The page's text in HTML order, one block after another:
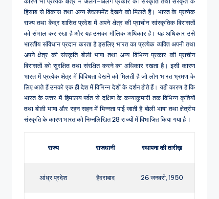
हिसाब से विकास तथा अन्य डेवलपमेंट देखने को मिलते हैं। भारत के प्रत्येक
राज्य तथा केंद्र शासित प्रदेश में अपने क्षेत्र की प्राचीन सांस्कृतिक विरासतों
को संभाल कर रखा है और यह उसका मौलिक अधिकार है। यह अधिकार उसे
भारतीय संविधान प्रदान करता है इसलिए भारत का प्रत्येक व्यक्ति अपनी तथा
अपने क्षेत्र की संस्कृति बोली भाषा तथा अन्य विभिन्न प्रकार की प्राचीन
विरासतों को सुरक्षित तथा संरक्षित करने का अधिकार रखता है। इसी कारण
भारत में प्रत्येक क्षेत्र में विविधता देखने को मिलती है जो लोग भारत भ्रमण के
लिए आते हैं उनको एक ही देश में विभिन्न देशों के दर्शन होते हैं। यही कारण है कि
भारत के उत्तर में हिमालय पर्वत से दक्षिण के कन्याकुमारी तक विभिन्न कृतियों
तथा बोली भाषा और रहन सहन में भिन्नता पाई जाती है बोली भाषा तथा क्षेत्रीय
संस्कृति के कारण भारत को निम्नलिखित 28 राज्यों में विभाजित किया गया है ।
राज्य राजधानी स्थापना की तारीख़
आंध्र प्रदेश हैदराबाद 26 जनवरी, 1950